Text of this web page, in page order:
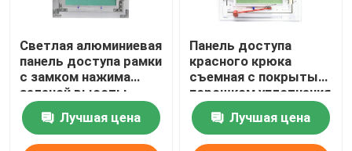
Светлая алюминиевая
панель доступа рамки
с замком нажима
зеленой высоты
штукатурной плиты
низкой особенным
Лучшая цена
Панель доступа
красного крюка
съемная с покрытым
порошком уплотнения
белым
Лучшая цена